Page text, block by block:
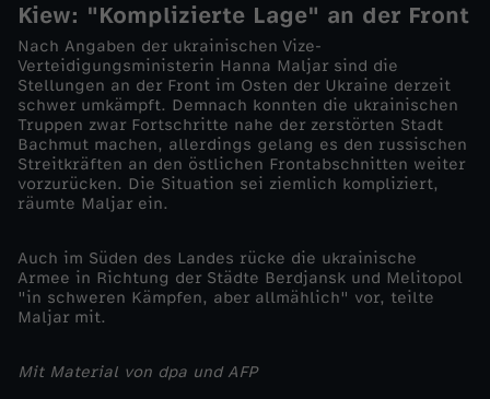
c
h
e
n
?
Kiew: "Komplizierte Lage" an der Front
Nach Angaben der ukrainischen Vize-
Verteidigungsministerin Hanna Maljar sind die
Stellungen an der Front im Osten der Ukraine derzeit
schwer umkämpft. Demnach konnten die ukrainischen
Truppen zwar Fortschritte nahe der zerstörten Stadt
Bachmut machen, allerdings gelang es den russischen
Streitkräften an den östlichen Frontabschnitten weiter
vorzurücken. Die Situation sei ziemlich kompliziert,
räumte Maljar ein.
Auch im Süden des Landes rücke die ukrainische
Armee in Richtung der Städte Berdjansk und Melitopol
"in schweren Kämpfen, aber allmählich" vor, teilte
Maljar mit.
Mit Material von dpa und AFP